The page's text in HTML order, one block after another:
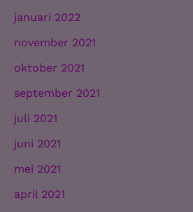
januari 2022
november 2021
oktober 2021
september 2021
juli 2021
juni 2021
mei 2021
april 2021